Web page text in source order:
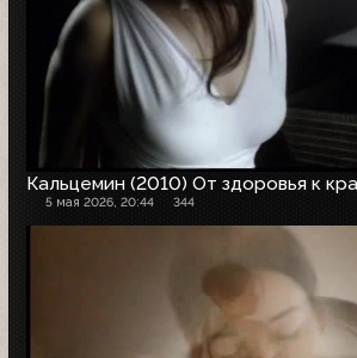
Кальцемин (2010) От здоровья к
5 мая 2026, 20:44 344